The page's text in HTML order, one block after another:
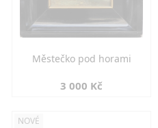
Městečko pod horami
3 000 Kč
NOVÉ